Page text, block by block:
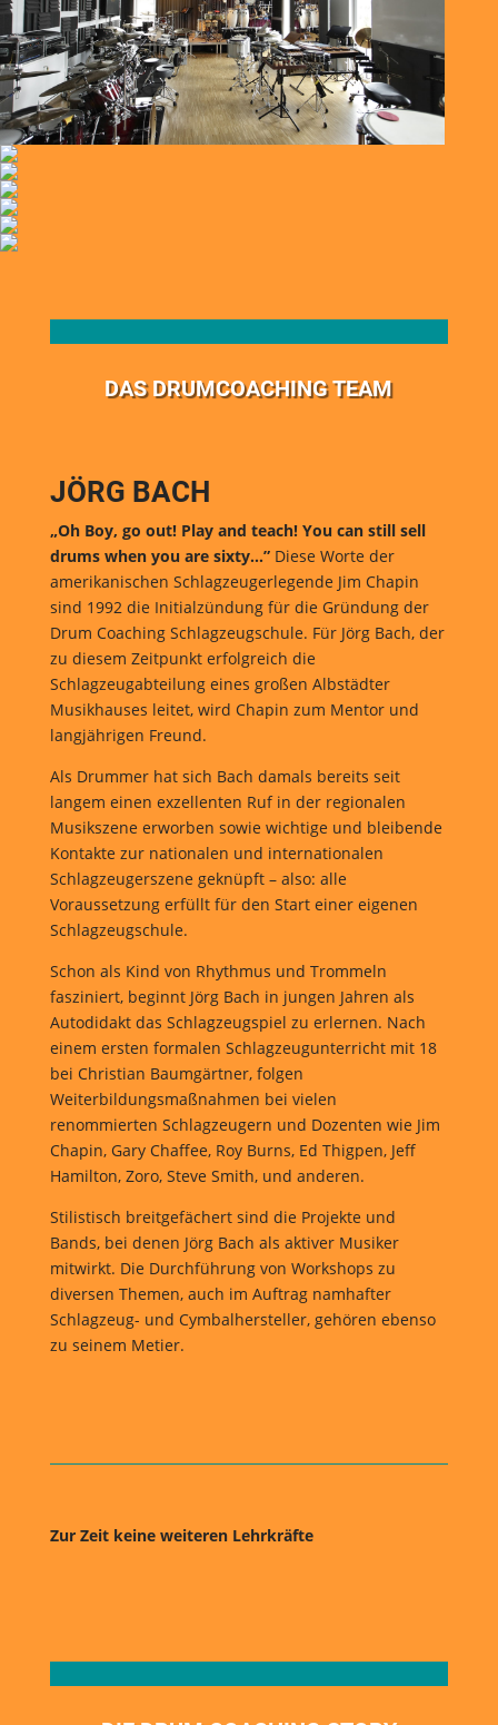
DAS DRUMCOACHING TEAM
JÖRG BACH
„Oh Boy, go out! Play and teach! You can still sell
drums when you are sixty…” Diese Worte der
amerikanischen Schlagzeugerlegende Jim Chapin
sind 1992 die Initialzündung für die Gründung der
Drum Coaching Schlagzeugschule. Für Jörg Bach, der
zu diesem Zeitpunkt erfolgreich die
Schlagzeugabteilung eines großen Albstädter
Musikhauses leitet, wird Chapin zum Mentor und
langjährigen Freund.
Als Drummer hat sich Bach damals bereits seit
langem einen exzellenten Ruf in der regionalen
Musikszene erworben sowie wichtige und bleibende
Kontakte zur nationalen und internationalen
Schlagzeugerszene geknüpft – also: alle
Voraussetzung erfüllt für den Start einer eigenen
Schlagzeugschule.
Schon als Kind von Rhythmus und Trommeln
fasziniert, beginnt Jörg Bach in jungen Jahren als
Autodidakt das Schlagzeugspiel zu erlernen. Nach
einem ersten formalen Schlagzeugunterricht mit 18
bei Christian Baumgärtner, folgen
Weiterbildungsmaßnahmen bei vielen
renommierten Schlagzeugern und Dozenten wie Jim
Chapin, Gary Chaffee, Roy Burns, Ed Thigpen, Jeff
Hamilton, Zoro, Steve Smith, und anderen.
Stilistisch breitgefächert sind die Projekte und
Bands, bei denen Jörg Bach als aktiver Musiker
mitwirkt. Die Durchführung von Workshops zu
diversen Themen, auch im Auftrag namhafter
Schlagzeug- und Cymbalhersteller, gehören ebenso
zu seinem Metier.
Zur Zeit keine weiteren Lehrkräfte